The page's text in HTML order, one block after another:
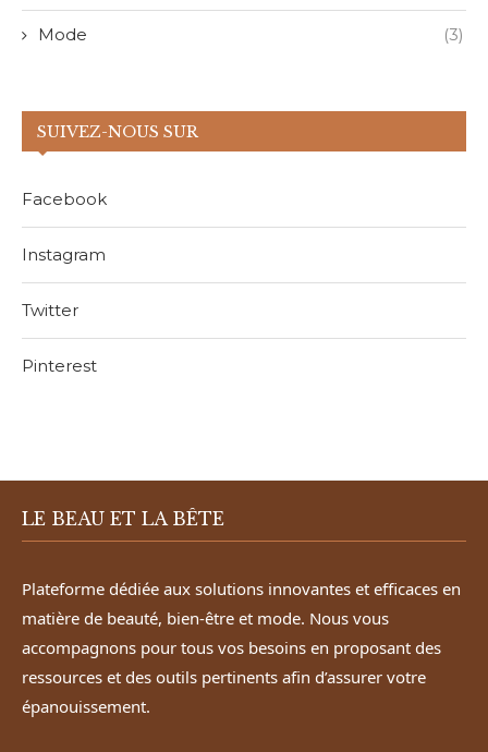
Mode (3)
SUIVEZ-NOUS SUR
Facebook
Instagram
Twitter
Pinterest
LE BEAU ET LA BÊTE
Plateforme dédiée aux solutions innovantes et efficaces en
matière de beauté, bien-être et mode. Nous vous
accompagnons pour tous vos besoins en proposant des
ressources et des outils pertinents afin d’assurer votre
épanouissement.